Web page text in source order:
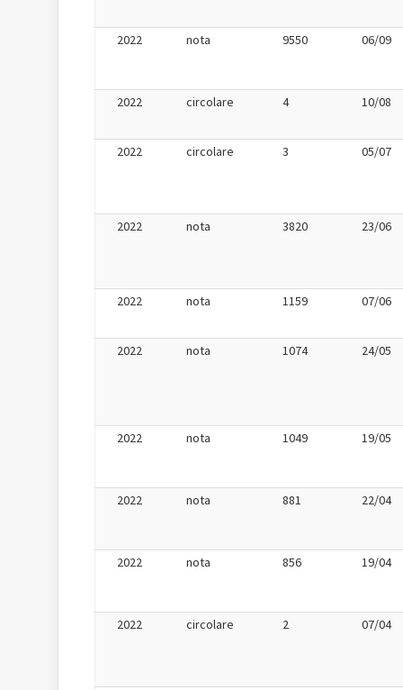
2022 nota 9550 06/09
2022 circolare 4 10/08
2022 circolare 3 05/07
2022 nota 3820 23/06
2022 nota 1159 07/06
2022 nota 1074 24/05
2022 nota 1049 19/05
2022 nota 881 22/04
2022 nota 856 19/04
2022 circolare 2 07/04